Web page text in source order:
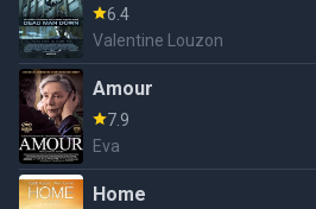
6.4
Valentine Louzon
Amour
7.9
Eva
Home